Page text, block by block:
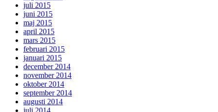
juli 2015
juni 2015
maj 2015
april 2015
mars 2015
februari 2015
januari 2015
december 2014
november 2014
oktober 2014
september 2014
augusti 2014
juli 2014